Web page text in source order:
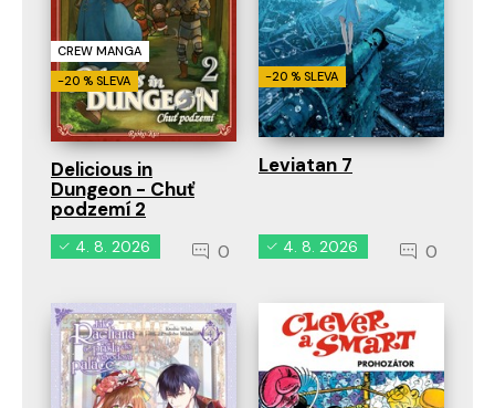
CREW MANGA
-20 % SLEVA
Delicious in
Dungeon - Chuť
podzemí 2
4. 8. 2026 0
-20 % SLEVA
Leviatan 7
4. 8. 2026 0